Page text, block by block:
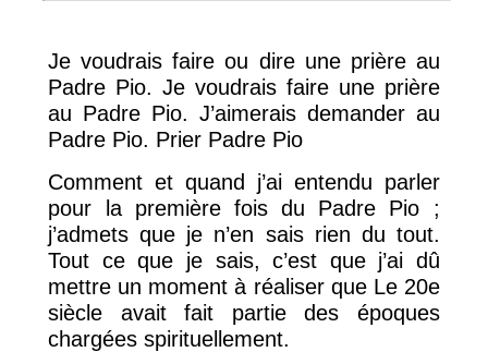
Je voudrais faire ou dire une prière au
Padre Pio. Je voudrais faire une prière
au Padre Pio. J’aimerais demander au
Padre Pio. Prier Padre Pio
Comment et quand j’ai entendu parler
pour la première fois du Padre Pio ;
j’admets que je n’en sais rien du tout.
Tout ce que je sais, c’est que j’ai dû
mettre un moment à réaliser que Le 20e
siècle avait fait partie des époques
chargées spirituellement.